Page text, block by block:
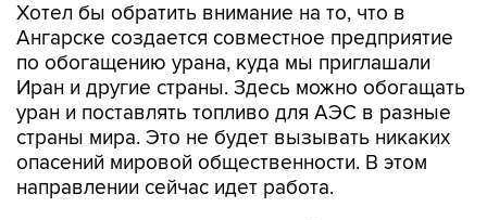
Хотел бы обратить внимание на то, что в
Ангарске создается совместное предприятие
по обогащению урана, куда мы приглашали
Иран и другие страны. Здесь можно обогащать
уран и поставлять топливо для АЭС в разные
страны мира. Это не будет вызывать никаких
опасений мировой общественности. В этом
направлении сейчас идет работа.